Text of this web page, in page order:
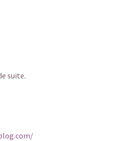
suite.